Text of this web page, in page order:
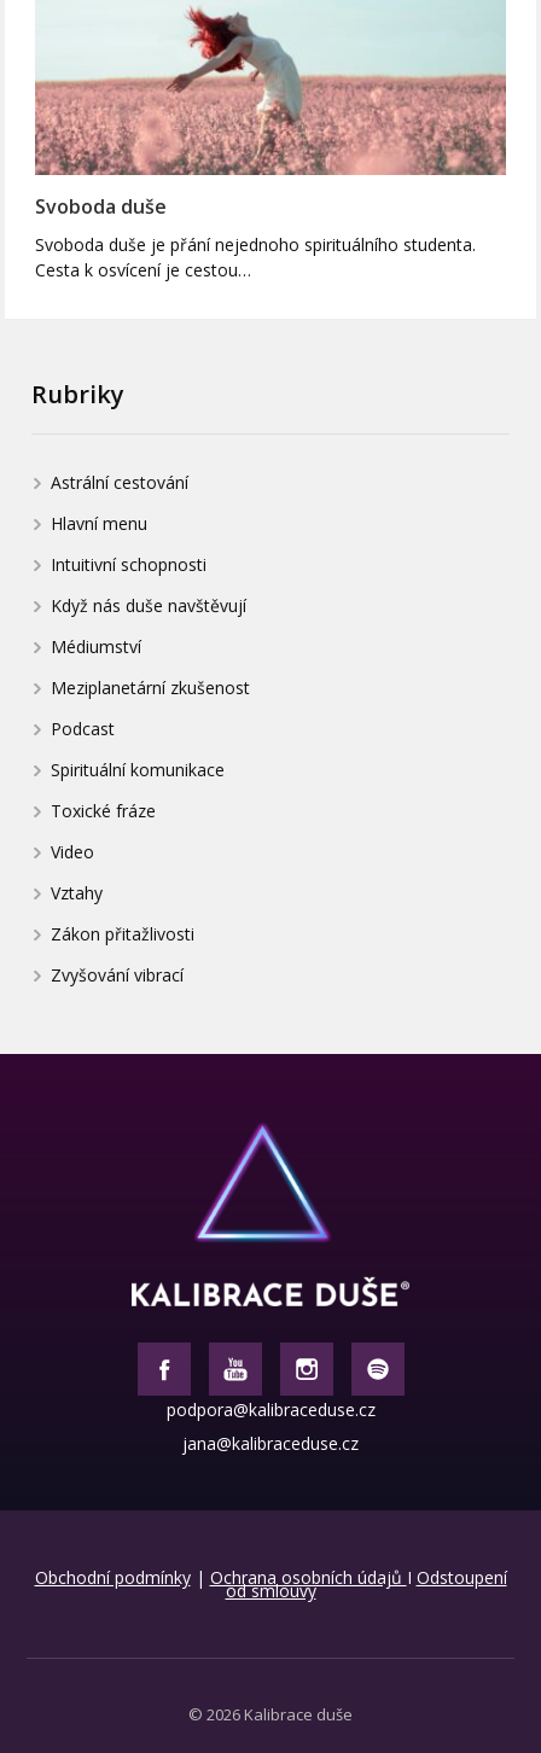
Svoboda duše
Svoboda duše je přání nejednoho spirituálního studenta.
Cesta k osvícení je cestou…
Rubriky
Astrální cestování
Hlavní menu
Intuitivní schopnosti
Když nás duše navštěvují
Médiumství
Meziplanetární zkušenost
Podcast
Spirituální komunikace
Toxické fráze
Video
Vztahy
Zákon přitažlivosti
Zvyšování vibrací
podpora@kalibraceduse.cz
jana@kalibraceduse.cz
Obchodní podmínky| Ochrana osobních údajů I Odstoupení
od smlouvy
© 2026 Kalibrace duše